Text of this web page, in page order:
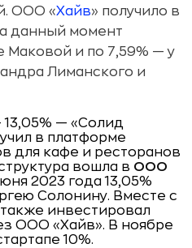
ООО «Хайв» получило в
данный момент
и по 7,59% — у
Лиманского и
— «Солид
в платформе
для кафе и ресторанов
вошла в ООО
2023 года 13,05%
Солонину. Вместе с
инвестировал
ООО «Хайв». В ноябре
10%.